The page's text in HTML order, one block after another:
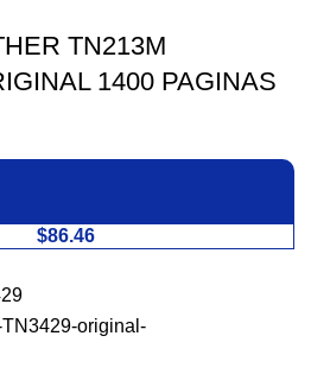
TN213M
1400 PAGINAS
$86.46